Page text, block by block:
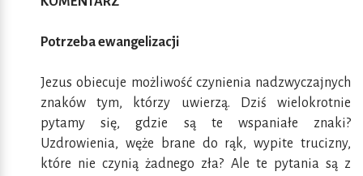
Potrzeba ewangelizacji
Jezus obiecuje możliwość czynienia nadzwyczajnych
znaków tym, którzy uwierzą. Dziś wielokrotnie
pytamy się, gdzie są te wspaniałe znaki?
Uzdrowienia, węże brane do rąk, wypite trucizny,
które nie czynią żadnego zła? Ale te pytania są z